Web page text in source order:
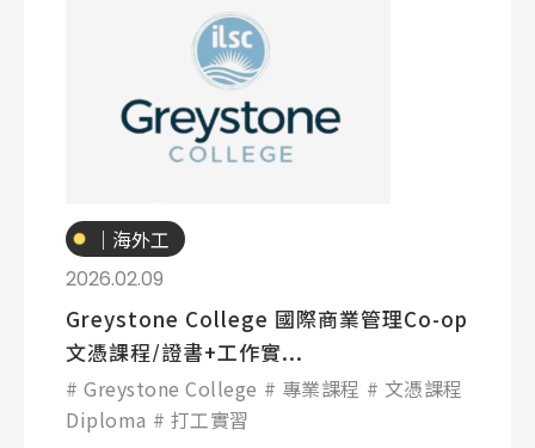
｜海外工
讀
2026.02.09
Greystone College 國際商業管理Co-op
文憑課程/證書+工作實...
Greystone College 專業課程
文憑課程
Diploma
打工實習